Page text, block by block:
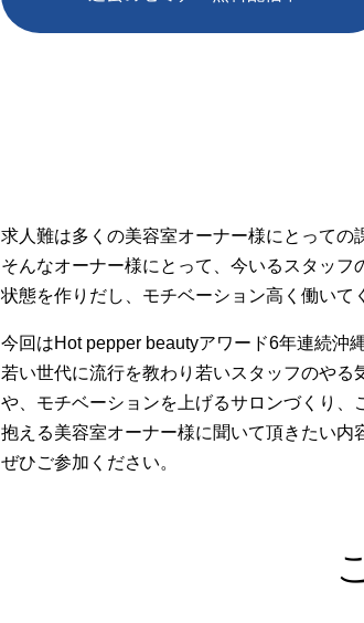
求人難は多くの美容室オーナー様にとっての
そんなオーナー様にとって、今いるスタッ
状態を作りだし、モチベーション高く働いて
今回はHot pepper beautyアワード6年連続沖
若い世代に流行を教わり若いスタッフのや
や、モチベーションを上げるサロンづくり
抱える美容室オーナー様に聞いて頂きたい内
ぜひご参加ください。